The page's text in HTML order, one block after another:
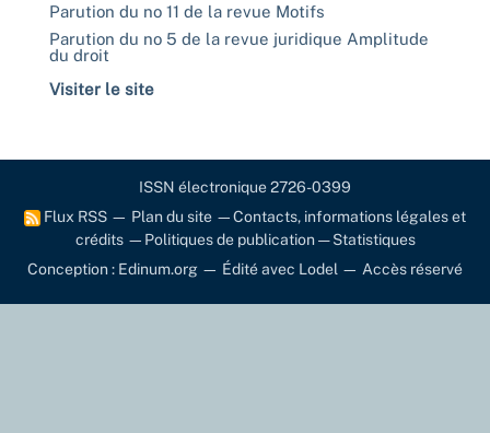
Parution du no 11 de la revue Motifs
Parution du no 5 de la revue juridique Amplitude
du droit
Visiter le site
ISSN électronique 2726-0399
Flux RSS — Plan du site —Contacts, informations légales et
crédits— Politiques de publication—Statistiques
Conception : Edinum.org — Édité avec Lodel — Accès réservé